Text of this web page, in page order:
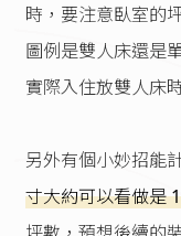
時，要注意臥室的
圖例是雙人床還是
實際入住放雙人床
另外有個小妙招能
寸大約可以看做是